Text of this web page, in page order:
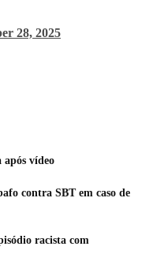
28, 2025
vídeo
contra SBT em caso de
racista com